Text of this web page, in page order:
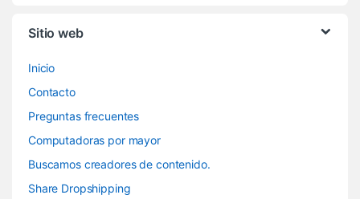
Sitio web
Inicio
Contacto
Preguntas frecuentes
Computadoras por mayor
Buscamos creadores de contenido.
Share Dropshipping